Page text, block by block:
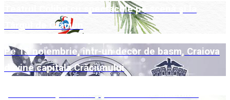
Teatrul Colibri cu spectacole pe scenă și la
Târgul de Crăciun
Pe 15 noiembrie, într-un decor de basm, Craiova
devine capitala Crăciunului